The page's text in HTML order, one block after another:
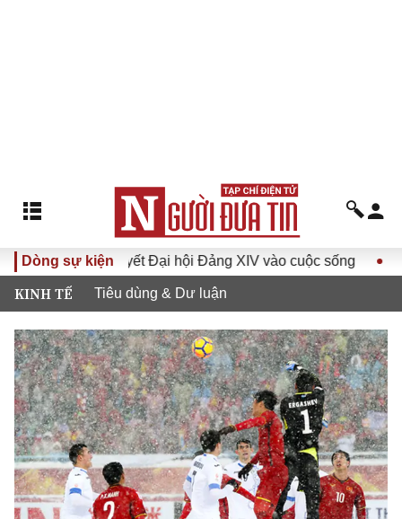
Dòng sự kiện
Nghị quyết Đại hội Đảng XIV vào cuộc sống Hướng tới
KINH TẾ Tiêu dùng & Dư luận